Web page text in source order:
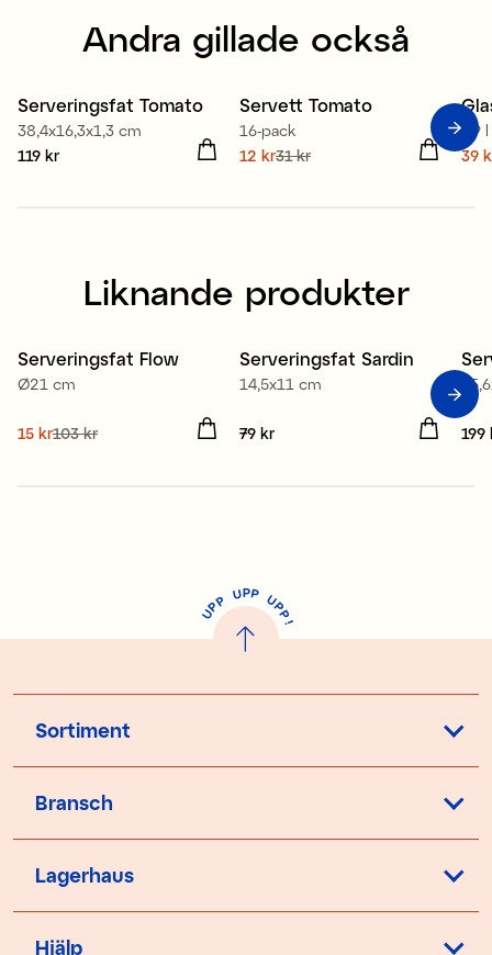
Andra gillade också
Serveringsfat Tomato
38,4x16,3x1,3 cm
Pris:119 kr
119 kr
Servett Tomato
16-pack
Nuvarande pris
12 kr31 kr
0,9 l
39
Liknande produkter
Serveringsfat Flow
Ø21 cm
Nuvarande pris
15 kr103 kr
Serveringsfat Sardin
14,5x11 cm
Pris:
79 kr Pris
199
U
P
P UPP UP
P
!
Sortiment
Bransch
Lagerhaus
Hjälp